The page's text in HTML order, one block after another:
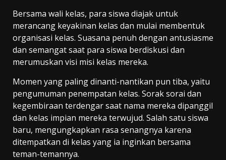
Bersama wali kelas, para siswa diajak untuk
merancang keyakinan kelas dan mulai membentuk
organisasi kelas. Suasana penuh dengan antusiasme
dan semangat saat para siswa berdiskusi dan
merumuskan visi misi kelas mereka.
Momen yang paling dinanti-nantikan pun tiba, yaitu
pengumuman penempatan kelas. Sorak sorai dan
kegembiraan terdengar saat nama mereka dipanggil
dan kelas impian mereka terwujud. Salah satu siswa
baru, mengungkapkan rasa senangnya karena
ditempatkan di kelas yang ia inginkan bersama
teman-temannya.